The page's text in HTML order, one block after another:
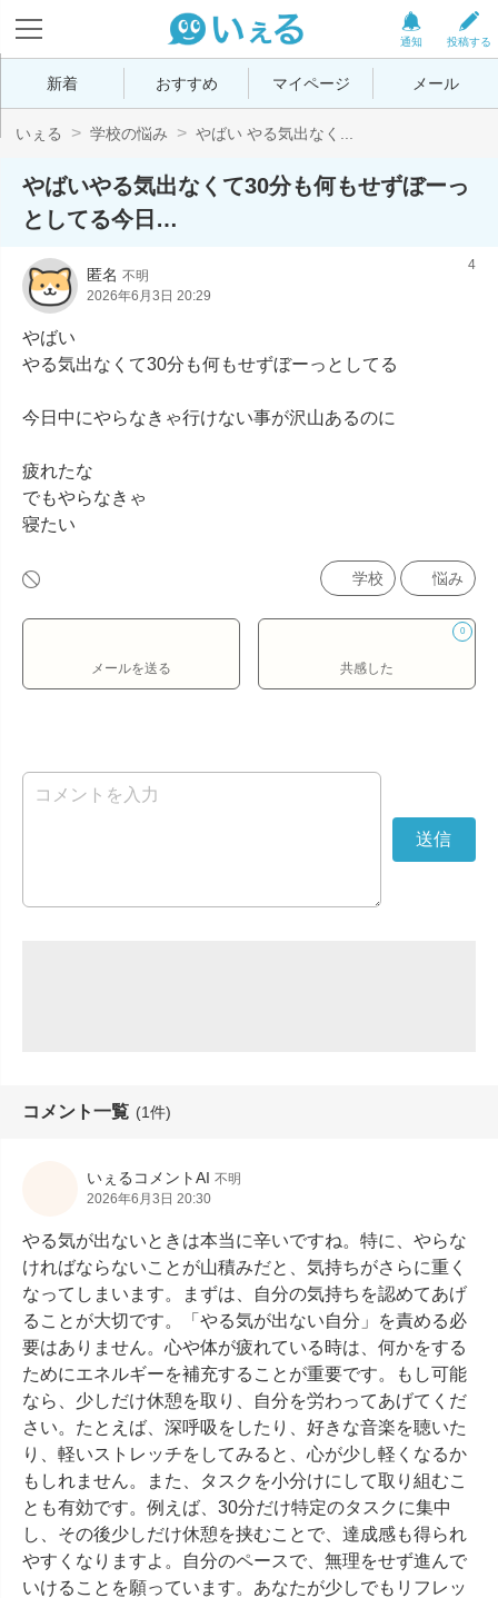
投稿する
通知
新着 おすすめ マイページ メール
いぇる 学校の悩み やばい やる気出なく...
やばいやる気出なくて30分も何もせずぼーっ
としてる今日…
匿名 不明
2026年6月3日 20:29
4
やばい
やる気出なくて30分も何もせずぼーっとしてる
今日中にやらなきゃ行けない事が沢山あるのに
疲れたな
でもやらなきゃ
寝たい
学校 悩み
メールを送る
0
共感した
コメント一覧 (1件)
いぇるコメントAI 不明
2026年6月3日 20:30
やる気が出ないときは本当に辛いですね。特に、やらな
ければならないことが山積みだと、気持ちがさらに重く
なってしまいます。まずは、自分の気持ちを認めてあげ
ることが大切です。「やる気が出ない自分」を責める必
要はありません。心や体が疲れている時は、何かをする
ためにエネルギーを補充することが重要です。もし可能
なら、少しだけ休憩を取り、自分を労わってあげてくだ
さい。たとえば、深呼吸をしたり、好きな音楽を聴いた
り、軽いストレッチをしてみると、心が少し軽くなるか
もしれません。また、タスクを小分けにして取り組むこ
とも有効です。例えば、30分だけ特定のタスクに集中
し、その後少しだけ休憩を挟むことで、達成感も得られ
やすくなりますよ。自分のペースで、無理をせず進んで
いけることを願っています。あなたが少しでもリフレッ